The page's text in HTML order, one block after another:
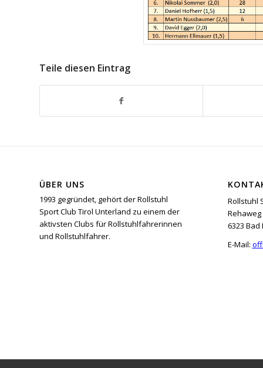
Teile diesen Eintrag
ÜBER UNS
1993 gegründet, gehört der Rollstuhl
Sport Club Tirol Unterland zu einem der
aktivsten Clubs für Rollstuhlfahrerinnen
und Rollstuhlfahrer.
Rollstuhl
Rehaweg
6323 Bad
E-Mail: